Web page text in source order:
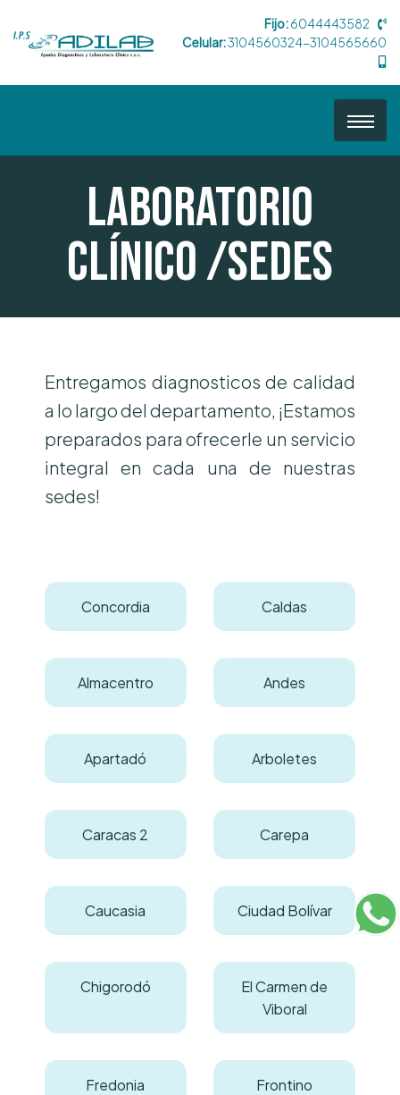
Fijo:6044443582
Celular:3104560324-3104565660
Laboratorio
Clínico /Sedes
Entregamos diagnosticos de calidad
a lo largo del departamento, ¡Estamos
preparados para ofrecerle un servicio
integral en cada una de nuestras
sedes!
Concordia Caldas
Almacentro Andes
Apartadó Arboletes
Caracas 2 Carepa
Caucasia Ciudad Bolívar
Chigorodó
El Carmen de
Viboral
Fredonia Frontino